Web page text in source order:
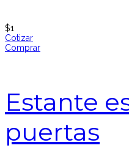
$1
Cotizar
Comprar
Estante
puertas